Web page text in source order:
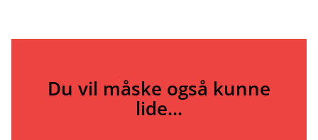
Du vil måske også kunne
lide...